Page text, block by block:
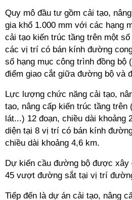
Quy mô đầu tư gồm cải tạo,
gia khổ 1.000 mm với các hạng
cải tạo kiến trúc tầng trên một
các vị trí có bán kính đường
số hạng mục công trình đồng
điểm giao cắt giữa đường bộ và
Lực lượng chức năng cải tạo,
tạo, nâng cấp kiến trúc tầng trên
lát...) 12 đoạn, chiều dài khoảng
diện tại 8 vị trí có bán kính
chiều dài khoảng 4,6 km.
Dự kiến cầu đường bộ được xây
45 vượt đường sắt tại vị trí
Tiếp đến là dự án cải tạo, nâng